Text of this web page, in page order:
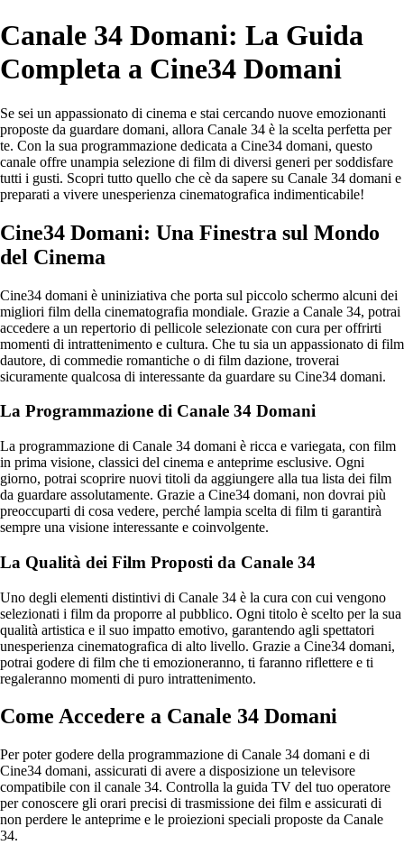
Canale 34 Domani: La Guida
Completa a Cine34 Domani
Se sei un appassionato di cinema e stai cercando nuove emozionanti
proposte da guardare domani, allora Canale 34 è la scelta perfetta per
te. Con la sua programmazione dedicata a Cine34 domani, questo
canale offre unampia selezione di film di diversi generi per soddisfare
tutti i gusti. Scopri tutto quello che cè da sapere su Canale 34 domani e
preparati a vivere unesperienza cinematografica indimenticabile!
Cine34 Domani: Una Finestra sul Mondo
del Cinema
Cine34 domani è uniniziativa che porta sul piccolo schermo alcuni dei
migliori film della cinematografia mondiale. Grazie a Canale 34, potrai
accedere a un repertorio di pellicole selezionate con cura per offrirti
momenti di intrattenimento e cultura. Che tu sia un appassionato di film
dautore, di commedie romantiche o di film dazione, troverai
sicuramente qualcosa di interessante da guardare su Cine34 domani.
La Programmazione di Canale 34 Domani
La programmazione di Canale 34 domani è ricca e variegata, con film
in prima visione, classici del cinema e anteprime esclusive. Ogni
giorno, potrai scoprire nuovi titoli da aggiungere alla tua lista dei film
da guardare assolutamente. Grazie a Cine34 domani, non dovrai più
preoccuparti di cosa vedere, perché lampia scelta di film ti garantirà
sempre una visione interessante e coinvolgente.
La Qualità dei Film Proposti da Canale 34
Uno degli elementi distintivi di Canale 34 è la cura con cui vengono
selezionati i film da proporre al pubblico. Ogni titolo è scelto per la sua
qualità artistica e il suo impatto emotivo, garantendo agli spettatori
unesperienza cinematografica di alto livello. Grazie a Cine34 domani,
potrai godere di film che ti emozioneranno, ti faranno riflettere e ti
regaleranno momenti di puro intrattenimento.
Come Accedere a Canale 34 Domani
Per poter godere della programmazione di Canale 34 domani e di
Cine34 domani, assicurati di avere a disposizione un televisore
compatibile con il canale 34. Controlla la guida TV del tuo operatore
per conoscere gli orari precisi di trasmissione dei film e assicurati di
non perdere le anteprime e le proiezioni speciali proposte da Canale
34.